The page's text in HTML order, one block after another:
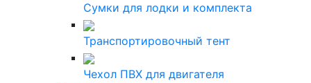
Сумки для лодки и комплекта
Транспортировочный тент
Чехол ПВХ для двигателя